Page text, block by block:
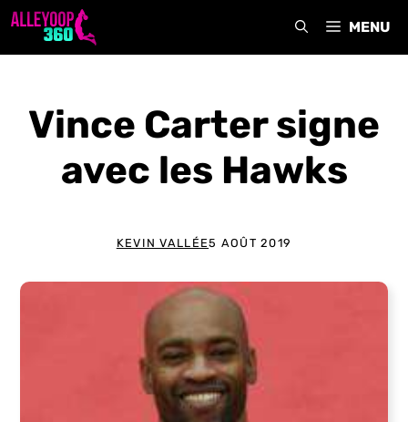
Aller
MENU
Vince Carter signe
avec les Hawks
KEVIN VALLÉE5 AOÛT 2019